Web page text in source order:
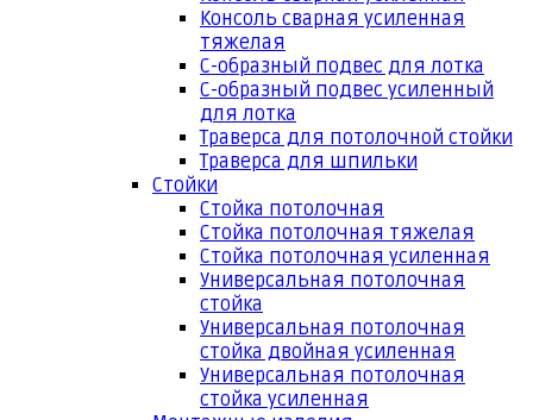
Консоль сварная усиленная
тяжелая
С-образный подвес для лотка
С-образный подвес усиленный
для лотка
Траверса для потолочной стойки
Траверса для шпильки
Стойки
Стойка потолочная
Стойка потолочная тяжелая
Стойка потолочная усиленная
Универсальная потолочная
стойка
Универсальная потолочная
стойка двойная усиленная
Универсальная потолочная
стойка усиленная